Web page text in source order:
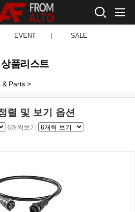
EVENT SALE
상품리스트
& Parts >
렬 및 보기 옵션
6개씩보기